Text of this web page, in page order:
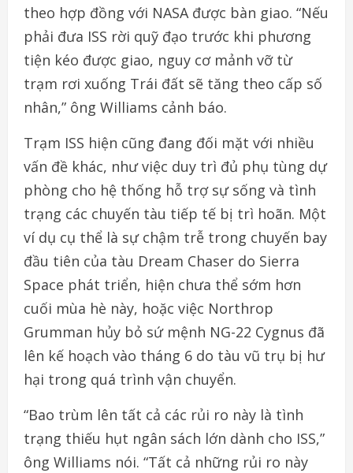
theo hợp đồng với NASA được bàn giao. “Nếu
phải đưa ISS rời quỹ đạo trước khi phương
tiện kéo được giao, nguy cơ mảnh vỡ từ
trạm rơi xuống Trái đất sẽ tăng theo cấp số
nhân,” ông Williams cảnh báo.
Trạm ISS hiện cũng đang đối mặt với nhiều
vấn đề khác, như việc duy trì đủ phụ tùng dự
phòng cho hệ thống hỗ trợ sự sống và tình
trạng các chuyến tàu tiếp tế bị trì hoãn. Một
ví dụ cụ thể là sự chậm trễ trong chuyến bay
đầu tiên của tàu Dream Chaser do Sierra
Space phát triển, hiện chưa thể sớm hơn
cuối mùa hè này, hoặc việc Northrop
Grumman hủy bỏ sứ mệnh NG-22 Cygnus đã
lên kế hoạch vào tháng 6 do tàu vũ trụ bị hư
hại trong quá trình vận chuyển.
“Bao trùm lên tất cả các rủi ro này là tình
trạng thiếu hụt ngân sách lớn dành cho ISS,”
ông Williams nói. “Tất cả những rủi ro này